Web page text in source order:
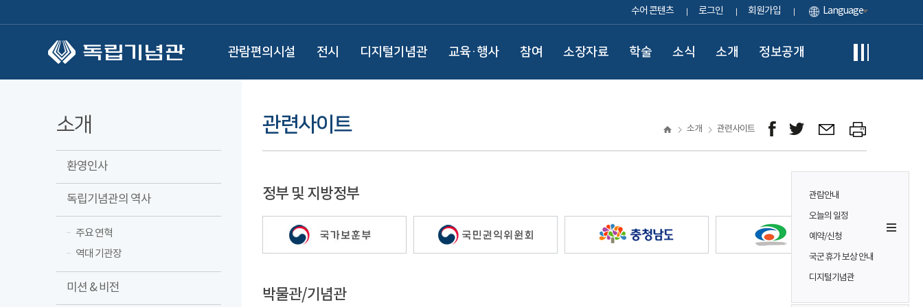
수어 콘텐츠 로그인 회원가입 Language
관람편의시설 전시 디지털기념관 교육·행사 참여 소장자료 학술 소식 소개 정보공개
관람안내
오늘의 일정
예약/신청
국군 휴가 보상 안내
디지털기념관
소개
환영인사
독립기념관의 역사
주요 연혁
역대 기관장
미션 & 비전
관련사이트 소개 관련사이트
정부 및 지방정부
박물관/기념관